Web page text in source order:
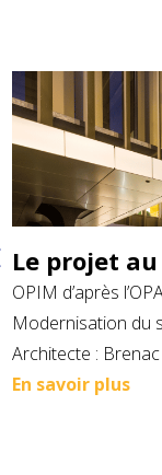
Le projet
OPIM d’après
Modernisation du
Architecte :
En savoir plus